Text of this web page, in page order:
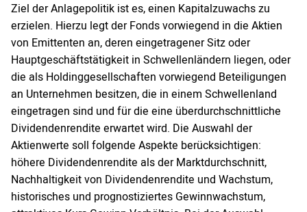
Ziel der Anlagepolitik ist es, einen Kapitalzuwachs zu
erzielen. Hierzu legt der Fonds vorwiegend in die Aktien
von Emittenten an, deren eingetragener Sitz oder
Hauptgeschäftstätigkeit in Schwellenländern liegen, oder
die als Holdinggesellschaften vorwiegend Beteiligungen
an Unternehmen besitzen, die in einem Schwellenland
eingetragen sind und für die eine überdurchschnittliche
Dividendenrendite erwartet wird. Die Auswahl der
Aktienwerte soll folgende Aspekte berücksichtigen:
höhere Dividendenrendite als der Marktdurchschnitt,
Nachhaltigkeit von Dividendenrendite und Wachstum,
historisches und prognostiziertes Gewinnwachstum,